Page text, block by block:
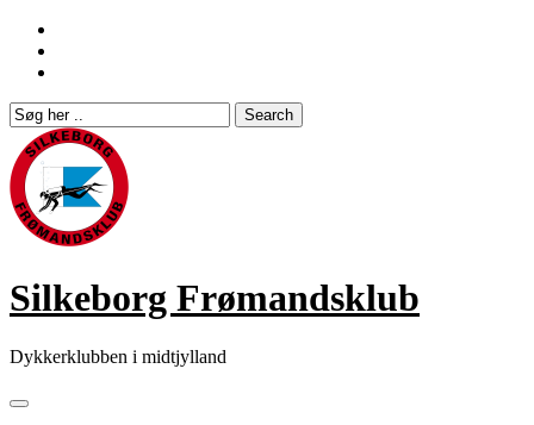
Skip
content
Silkeborg Frømandsklub
Dykkerklubben i midtjylland